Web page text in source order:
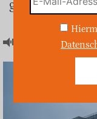
geschaffen
Artikel hören